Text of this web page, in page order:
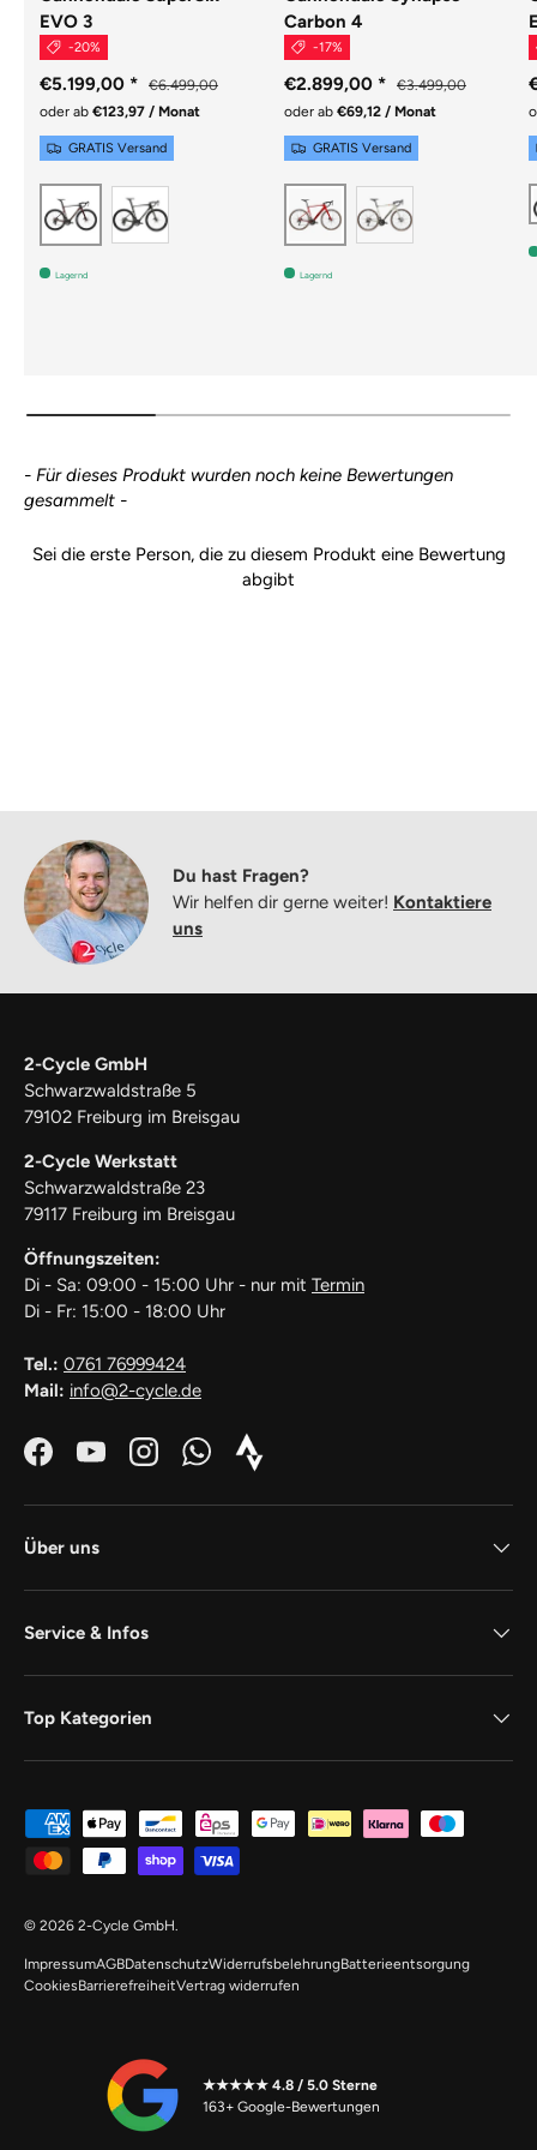
EVO 3
-20%
€5.199,00 *
€6.499,00
oder ab €123,97 / Monat
GRATIS Versand
Cherry Lacquer
Lagernd
Carbon 4
-17%
€2.899,00 *
€3.499,00
oder ab €69,12 / Monat
GRATIS Versand
Metallic Red
Lagernd
- Für dieses Produkt wurden noch keine Bewertungen
gesammelt -
Sei die erste Person, die zu diesem Produkt eine Bewertung
abgibt
New content loaded
Du hast Fragen?
Wir helfen dir gerne weiter! Kontaktiere
uns
2-Cycle GmbH
Schwarzwaldstraße 5
79102 Freiburg im Breisgau
2-Cycle Werkstatt
Schwarzwaldstraße 23
79117 Freiburg im Breisgau
Öffnungszeiten:
Di - Sa: 09:00 - 15:00 Uhr - nur mit Termin
Di - Fr: 15:00 - 18:00 Uhr
Tel.: 0761 76999424
Mail: info@2-cycle.de
FacebookYouTubeInstagramWhatsAppStrava_Icon_Logo_white1
Über uns
Service & Infos
Top Kategorien
Zahlungsmethoden
© 2026 2-Cycle GmbH.
ImpressumAGBDatenschutzWiderrufsbelehrungBatterieentsorgung
CookiesBarrierefreiheitVertrag widerrufen
★★★★★ 4.8 / 5.0 Sterne
163+ Google-Bewertungen